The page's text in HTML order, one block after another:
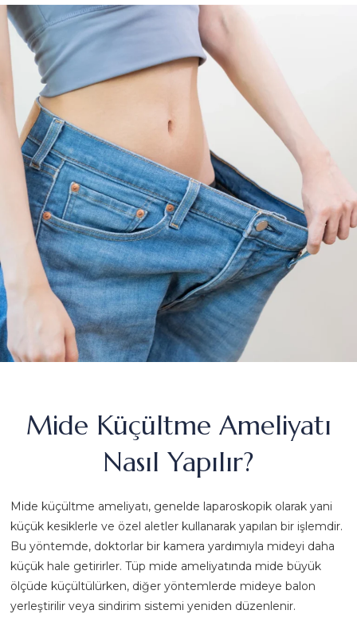
Mide Küçültme Ameliyatı
Nasıl Yapılır?
Mide küçültme ameliyatı, genelde laparoskopik olarak yani
küçük kesiklerle ve özel aletler kullanarak yapılan bir işlemdir.
Bu yöntemde, doktorlar bir kamera yardımıyla mideyi daha
küçük hale getirirler. Tüp mide ameliyatında mide büyük
ölçüde küçültülürken, diğer yöntemlerde mideye balon
yerleştirilir veya sindirim sistemi yeniden düzenlenir.